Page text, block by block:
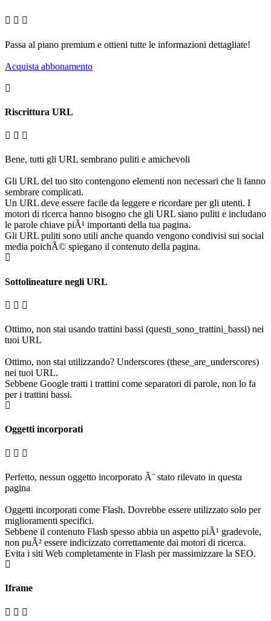
Passa al piano premium e ottieni tutte le informazioni dettagliate!
Acquista abbonamento
Riscrittura URL
Bene, tutti gli URL sembrano puliti e amichevoli
Gli URL del tuo sito contengono elementi non necessari che li fanno
sembrare complicati.
Un URL deve essere facile da leggere e ricordare per gli utenti. I
motori di ricerca hanno bisogno che gli URL siano puliti e includano
le parole chiave piÃ¹ importanti della tua pagina.
Gli URL puliti sono utili anche quando vengono condivisi sui social
media poichÃ© spiegano il contenuto della pagina.
Sottolineature negli URL
Ottimo, non stai usando trattini bassi (questi_sono_trattini_bassi) nei
tuoi URL
Ottimo, non stai utilizzando? Underscores (these_are_underscores)
nei tuoi URL.
Sebbene Google tratti i trattini come separatori di parole, non lo fa
per i trattini bassi.
Oggetti incorporati
Perfetto, nessun oggetto incorporato Ã¨ stato rilevato in questa
pagina
Oggetti incorporati come Flash. Dovrebbe essere utilizzato solo per
miglioramenti specifici.
Sebbene il contenuto Flash spesso abbia un aspetto piÃ¹ gradevole,
non puÃ² essere indicizzato correttamente dai motori di ricerca.
Evita i siti Web completamente in Flash per massimizzare la SEO.
Iframe